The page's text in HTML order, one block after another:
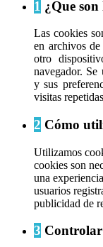
1 ¿Que son
Las cookies
en archivos
otro
navegador.
y sus
visitas
2 Cómo
Utilizamos
cookies son
una
usuarios
publicidad de
3 Controlar